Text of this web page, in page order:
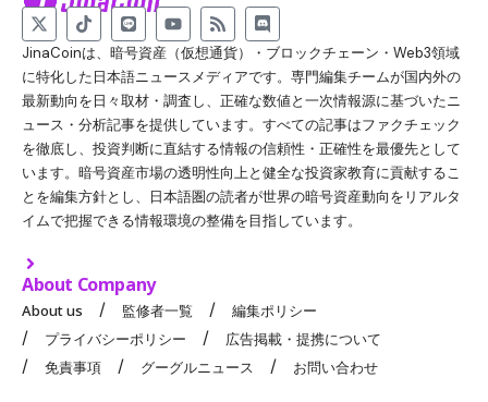
JinaCoinは、暗号資産（仮想通貨）・ブロックチェーン・Web3領域
に特化した日本語ニュースメディアです。専門編集チームが国内外の
最新動向を日々取材・調査し、正確な数値と一次情報源に基づいたニ
ュース・分析記事を提供しています。すべての記事はファクチェック
を徹底し、投資判断に直結する情報の信頼性・正確性を最優先として
います。暗号資産市場の透明性向上と健全な投資家教育に貢献するこ
とを編集方針とし、日本語圏の読者が世界の暗号資産動向をリアルタ
イムで把握できる情報環境の整備を目指しています。
About Company
About us 監修者一覧
編集ポリシー
プライバシーポリシー
広告掲載・提携について
免責事項
グーグルニュース お問い合わせ